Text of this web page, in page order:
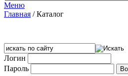
Меню
Главная /Каталог
Логин
Пароль